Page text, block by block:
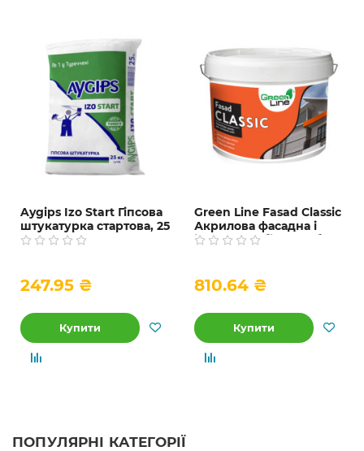
Aygips Izo Start Гіпсова
штукатурка стартова, 25
кг
247.95 ₴
Купити
Green Line Fasad Classic
Акрилова фасадна і
інтер’єрна біла фарба,
810.64 ₴
Купити
ПОПУЛЯРНІ КАТЕГОРІЇ